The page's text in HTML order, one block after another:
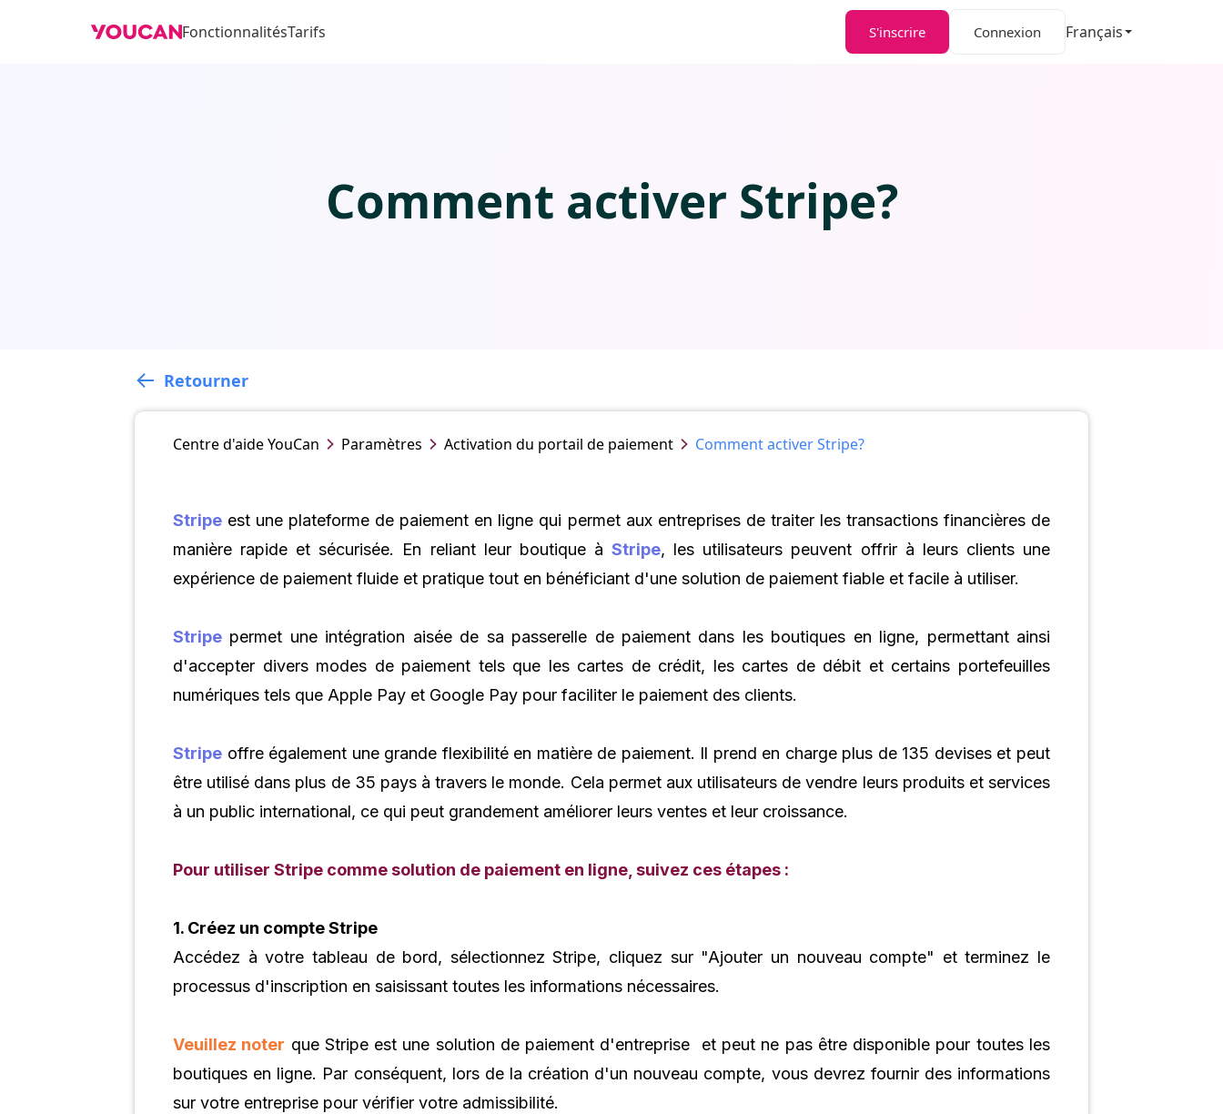
FonctionnalitésTarifs S'inscrire Connexion Français
Comment activer Stripe?
Retourner
Centre d'aideYouCan Paramètres Activation du portail de paiement Comment activer Stripe?
Stripe est une plateforme de paiement en ligne qui permet aux entreprises de traiter les transactions financières de
manière rapide et sécurisée. En reliant leur boutique àStripe, les utilisateurs peuvent offrir à leurs clients une
expérience de paiement fluide et pratique tout en bénéficiant d'une solution de paiement fiable et facile à utiliser.
Stripe permet une intégration aisée de sa passerelle de paiement dans les boutiques en ligne, permettant ainsi
d'accepter divers modes de paiement tels que les cartes de crédit, les cartes de débit et certains portefeuilles
numériques tels que Apple Pay et Google Pay pour faciliter le paiement des clients.
Stripe offre également une grande flexibilité en matière de paiement. Il prend en charge plus de 135 devises et peut
être utilisé dans plus de 35 pays à travers le monde. Cela permet aux utilisateurs de vendre leurs produits et services
à un public international, ce qui peut grandement améliorer leurs ventes et leur croissance.
Pour utiliser Stripe comme solution de paiement en ligne, suivez ces étapes :
1. Créez un compte Stripe
Accédez à votre tableau de bord, sélectionnez Stripe, cliquez sur "Ajouter un nouveau compte" et terminez le
processus d'inscription en saisissant toutes les informations nécessaires.
Veuillez noter que Stripe est une solution de paiement d'entreprise et peut ne pas être disponible pour toutes les
boutiques en ligne. Par conséquent, lors de la création d'un nouveau compte, vous devrez fournir des informations
sur votre entreprise pour vérifier votre admissibilité.